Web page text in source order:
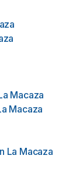
Macaza
Macaza
La Macaza